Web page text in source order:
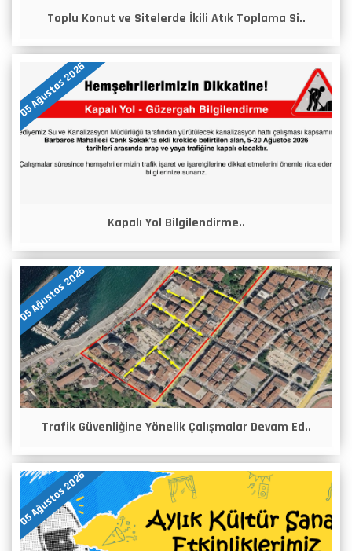
Toplu Konut ve Sitelerde İkili Atık Toplama Si..
05 Ağustos 2026
Kapalı Yol Bilgilendirme..
05 Ağustos 2026
Trafik Güvenliğine Yönelik Çalışmalar Devam Ed..
05 Ağustos 2026